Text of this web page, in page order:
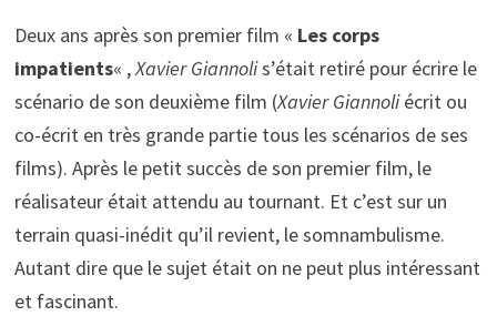
Deux ans après son premier film « Les corps
impatients« ,Xavier Giannolis’était retiré pour écrire le
scénario de son deuxième film (Xavier Giannoliécrit ou
co-écrit en très grande partie tous les scénarios de ses
films). Après le petit succès de son premier film, le
réalisateur était attendu au tournant. Et c’est sur un
terrain quasi-inédit qu’il revient, le somnambulisme.
Autant dire que le sujet était on ne peut plus intéressant
et fascinant.